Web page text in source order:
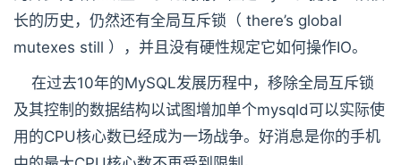
长的历史，仍然还有全局互斥锁（ there’s global
mutexes still ），并且没有硬性规定它如何操作IO。
在过去10年的MySQL发展历程中，移除全局互斥锁
及其控制的数据结构以试图增加单个mysqld可以实际使
用的CPU核心数已经成为一场战争。好消息是你的手机